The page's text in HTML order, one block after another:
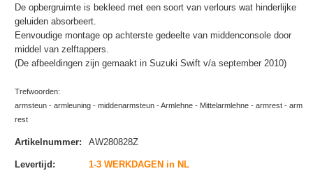
De opbergruimte is bekleed met een soort van verlours wat hinderlijke
geluiden absorbeert.
Eenvoudige montage op achterste gedeelte van middenconsole door
middel van zelftappers.
(De afbeeldingen zijn gemaakt in Suzuki Swift v/a september 2010)
Trefwoorden:
armsteun - armleuning - middenarmsteun - Armlehne - Mittelarmlehne - armrest - arm
rest
Artikelnummer: AW280828Z
Levertijd :
1-3 WERKDAGEN in NL